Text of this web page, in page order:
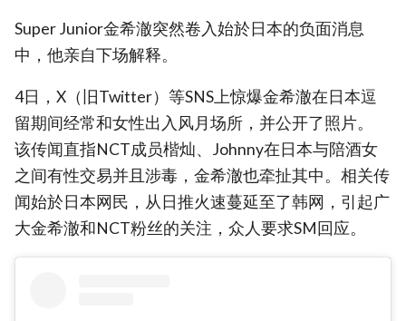
Super Junior金希澈突然卷入始於日本的负面消息
中，他亲自下场解释。
4日，X（旧Twitter）等SNS上惊爆金希澈在日本逗
留期间经常和女性出入风月场所，并公开了照片。
该传闻直指NCT成员楷灿、Johnny在日本与陪酒女
之间有性交易并且涉毒，金希澈也牵扯其中。相关传
闻始於日本网民，从日推火速蔓延至了韩网，引起广
大金希澈和NCT粉丝的关注，众人要求SM回应。